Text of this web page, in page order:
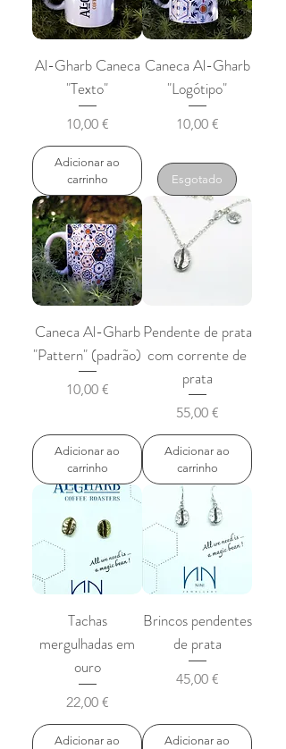
Al-Gharb Caneca
"Texto"
Preço
10,00 €
Adicionar ao
carrinho
Caneca Al-Gharb
"Logótipo"
Preço
10,00 €
Esgotado
Caneca Al-Gharb
"Pattern" (padrão)
Preço
10,00 €
Adicionar ao
carrinho
Pendente de prata
com corrente de
prata
Preço
55,00 €
Adicionar ao
carrinho
Tachas
mergulhadas em
ouro
Preço
22,00 €
Adicionar ao
Brincos pendentes
de prata
Preço
45,00 €
Adicionar ao